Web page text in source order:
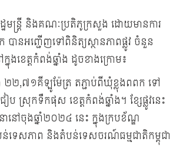
ឋមន្ត្រី និងគណៈប្រតិភូក្រសួង ដោយមានការ
បានអញ្ជើញទៅពិនិត្យស្ថានភាពផ្លូវ ចំនួន
ងខេត្តកំពង់ឆ្នាំង ដូចខាងក្រោម៖
២២,៧១គីឡូម៉ែត្រ តភ្ជាប់ពីឃុំខ្លុងពពក ទៅ
ស្រុកទឹកផុស ខេត្តកំពង់ឆ្នាំង។ ខ្សែផ្លូវនេះ
ានៅចុងឆ្នាំ២០២៤ នេះ ក្នុងក្របខ័ណ្ឌ
ន់ទេសភាព និងតំបន់ទេសចរណ៍ធម្មជាតិកម្ពុជា